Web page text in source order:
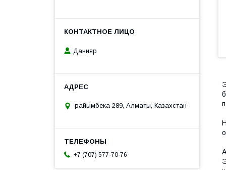
Данияр
райымбека 289, Алматы, Казахстан
+7 (707) 577-70-76